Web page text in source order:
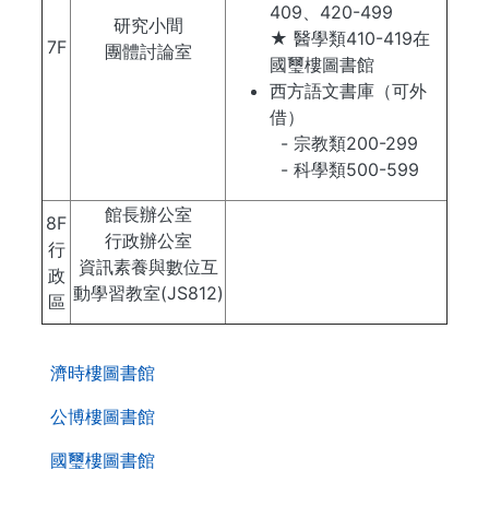
第
二
層
覽
濟時樓圖書館
公博樓圖書館
國璽樓圖書館
7F
研究小間
團體討論室
409、420-499
★ 醫學類410-419在
國璽樓圖書館
西方語文書庫（可外
借）
- 宗教類200-299
- 科學類500-599
8F
行
政
區
館長辦公室
行政辦公室
資訊素養與數位互
動學習教室(JS812)